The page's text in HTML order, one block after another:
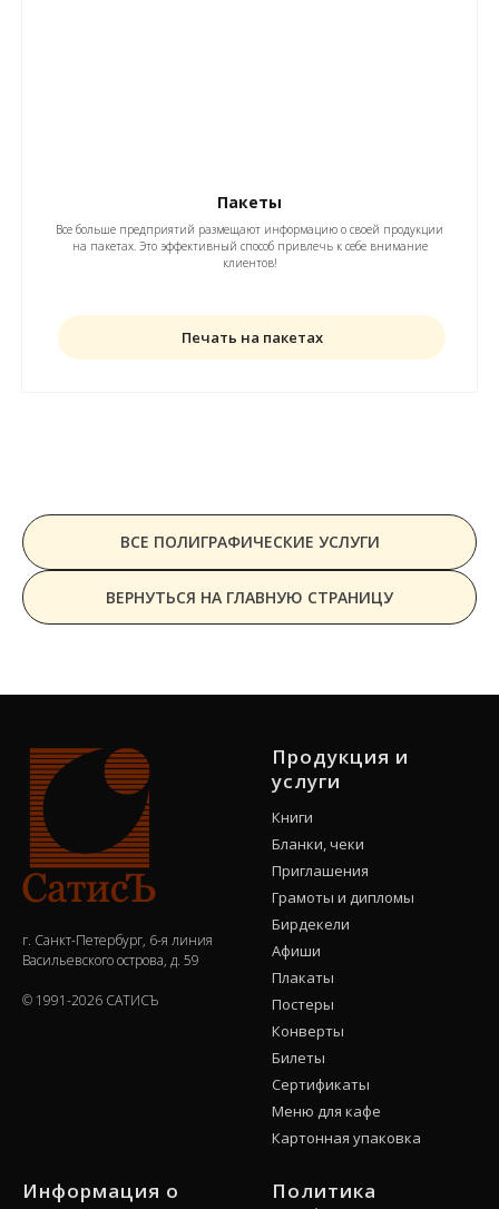
Пакеты
Все больше предприятий размещают информацию о своей продукции
на пакетах. Это эффективный способ привлечь к себе внимание
клиентов!
Печать на пакетах
ВСЕ ПОЛИГРАФИЧЕСКИЕ УСЛУГИ
ВЕРНУТЬСЯ НА ГЛАВНУЮ СТРАНИЦУ
г. Санкт-Петербург, 6-я линия
Васильевского острова, д. 59
© 1991-2026 САТИСЪ
Продукция и
услуги
Книги
Бланки, чеки
Приглашения
Грамоты и дипломы
Бирдекели
Афиши
Плакаты
Постеры
Конверты
Билеты
Сертификаты
Меню для кафе
Картонная упаковка
Информация о
Политика